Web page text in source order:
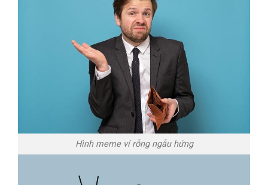
Hình meme ví rỗng ngẫu hứng